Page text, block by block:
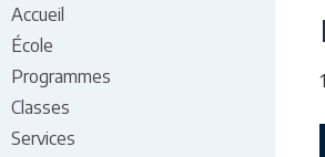
Accueil
École
Programmes
Classes
Services